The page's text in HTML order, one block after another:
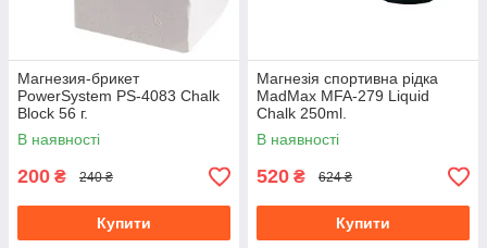
Магнезия-брикет
PowerSystem PS-4083 Chalk
Block 56 г.
В наявності
200 ₴ 240 ₴
Купити
Магнезія спортивна рідка
MadMax MFA-279 Liquid
Chalk 250ml.
В наявності
520 ₴ 624 ₴
Купити